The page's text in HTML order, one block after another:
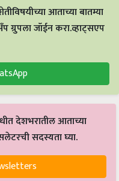
आताच्या बातम्या
ग्रुपला जॉईन करा.व्हाट्सएप
देशभरातील आताच्या
सदस्यता घ्या.